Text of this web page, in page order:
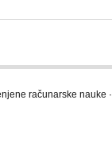
računarske nauke ·